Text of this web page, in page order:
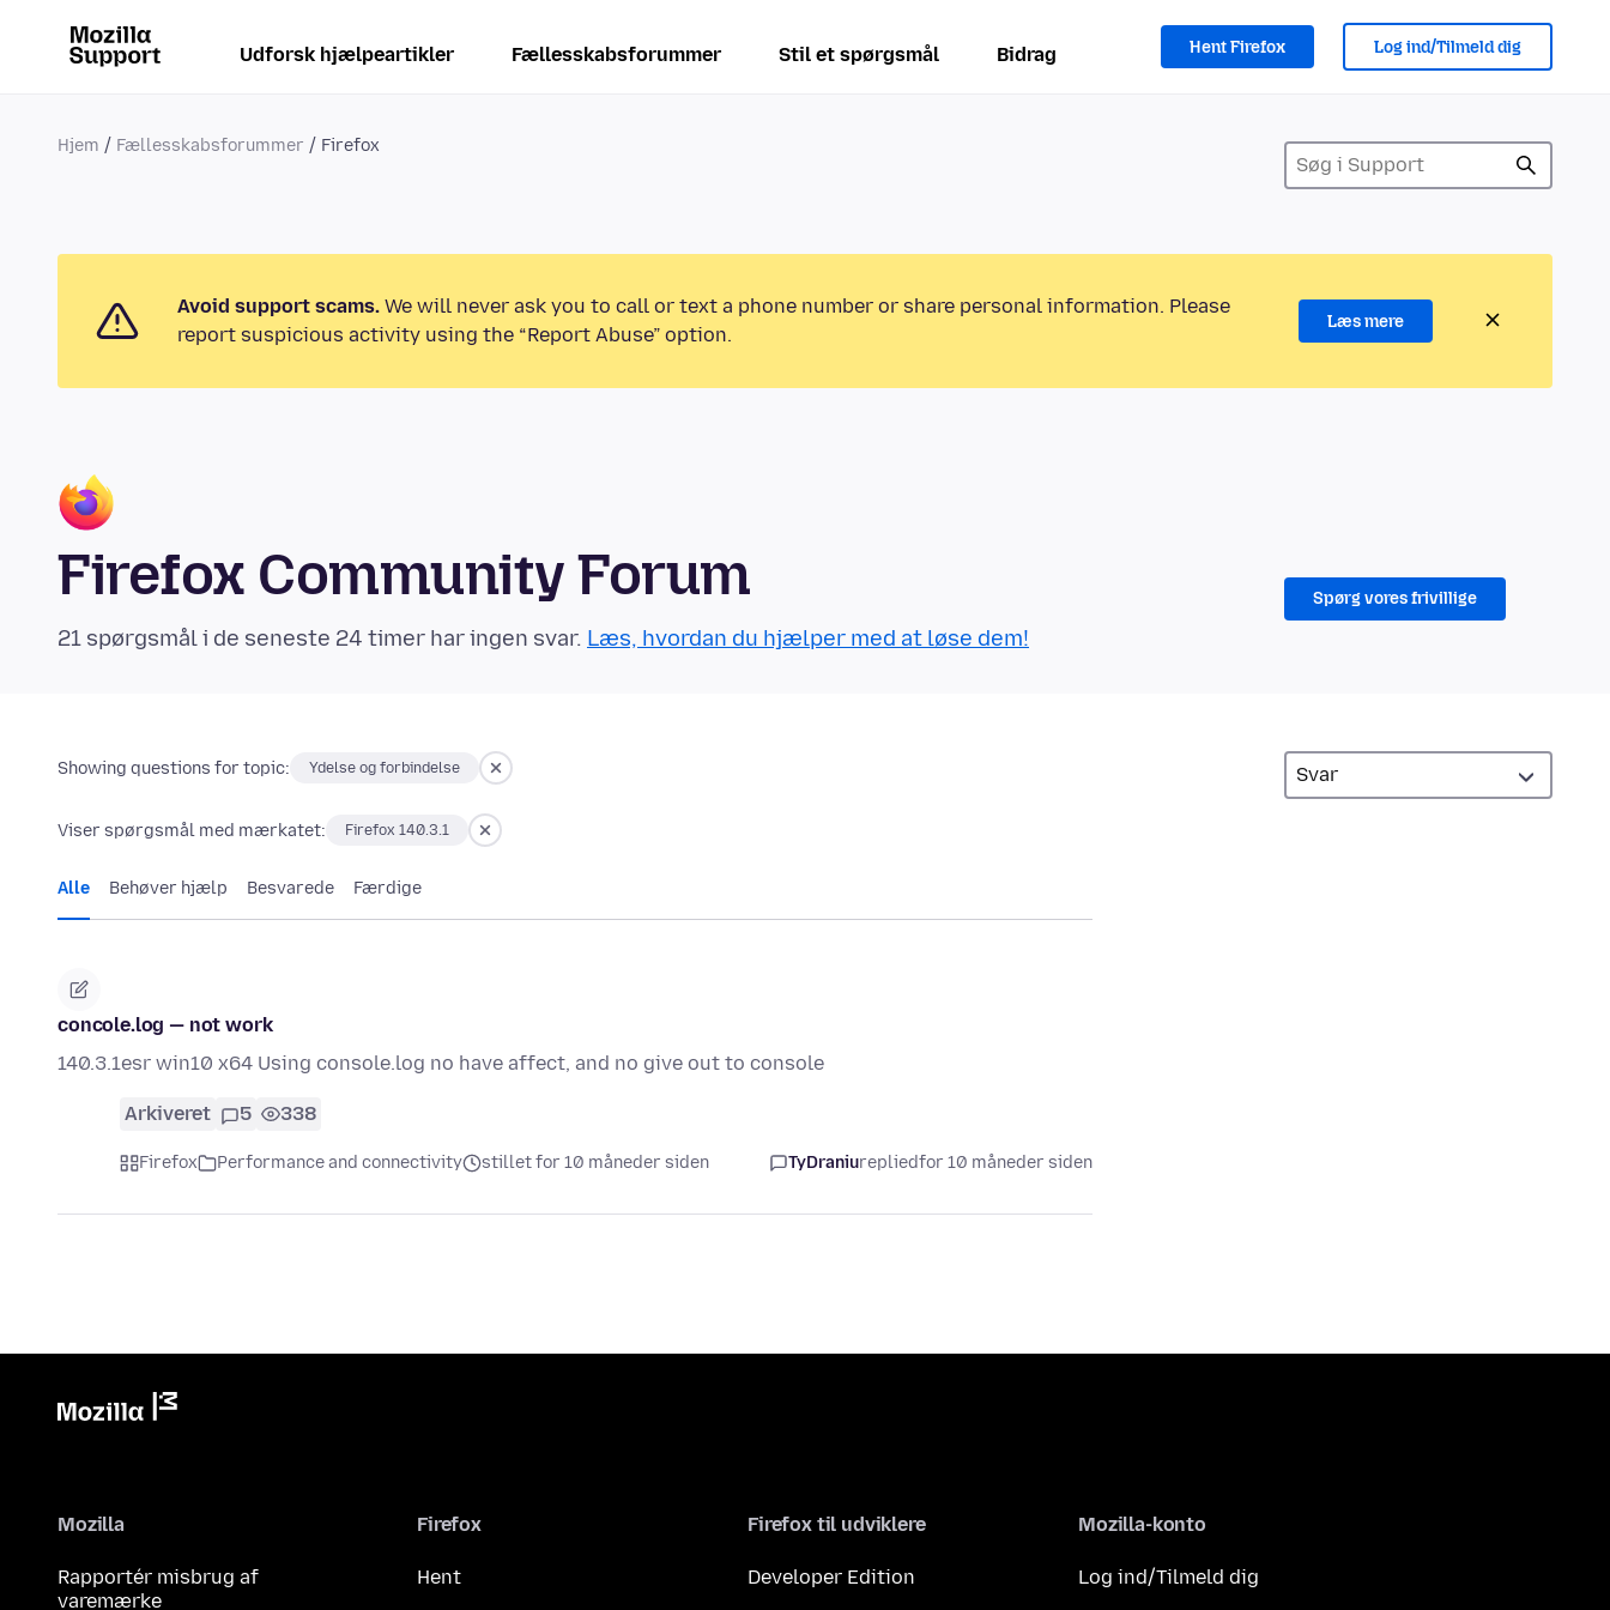
Udforsk hjælpeartikler Fællesskabsforummer Stil et spørgsmål Bidrag Hent Firefox Log ind/Tilmeld dig
Hjem Fællesskabsforummer Firefox
Avoid support scams. We will never ask you to call or text a phone number or share personal information. Please
report suspicious activity using the “Report Abuse” option.
Læs mere
Firefox Community Forum
21 spørgsmål i de seneste 24 timer har ingen svar. Læs, hvordan du hjælper med at løse dem!
Spørg vores frivillige
Showing questions for topic: Ydelse og forbindelse
Viser spørgsmål med mærkatet: Firefox 140.3.1
Alle Behøver hjælp Besvarede Færdige
concole.log — not work
140.3.1esr win10 x64 Using console.log no have affect, and no give out to console
Arkiveret 5 338
Firefox Performance and connectivity stillet for 10 måneder siden TyDraniurepliedfor 10 måneder siden
Mozilla
Rapportér misbrug af
varemærke
Firefox
Hent
Firefox til udviklere
Developer Edition
Mozilla-konto
Log ind/Tilmeld dig